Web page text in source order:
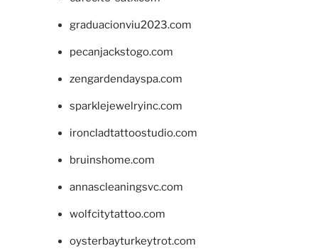
graduacionviu2023.com
pecanjackstogo.com
zengardendayspa.com
sparklejewelryinc.com
ironcladtattoostudio.com
bruinshome.com
annascleaningsvc.com
wolfcitytattoo.com
oysterbayturkeytrot.com